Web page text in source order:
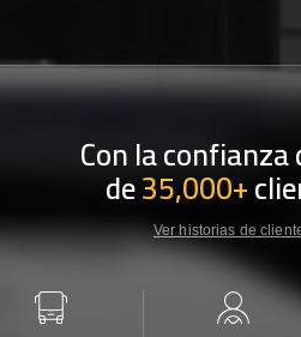
Con la confianza
de35,000+
Ver historias de